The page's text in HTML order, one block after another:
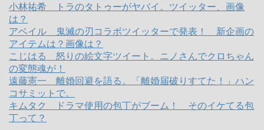
小林祐希 トラのタトゥーがヤバイ。ツイッター、画像
は？
アベイル 鬼滅の刃コラボツイッターで発表！ 新企画の
アイテムは？画像は？
こじはる 怒りの絵文字ツイート。ニノさんでクロちゃん
の変態魂が！
遠藤憲一 離婚回避を語る。「離婚届破りすてた！」ハン
コサミットで。
キムタク ドラマ使用の包丁がブーム！ そのイケてる包
丁って？